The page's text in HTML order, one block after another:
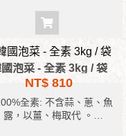
泡菜 - 全素 3kg / 袋
NT$ 810
全素: 不含蒜、蔥、魚
露，以薑、梅取代 。